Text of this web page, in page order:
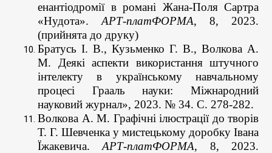
енантіодромії в романі Жана-Поля Сартра
«Нудота». АРТ-платФОРМА, 8, 2023.
(прийнята до друку)
Братусь І. В., Кузьменко Г. В., Волкова А.
М. Деякі аспекти використання штучного
інтелекту в українському навчальному
процесі Грааль науки: Міжнародний
науковий журнал», 2023. № 34. С. 278-282.
Волкова А. М. Графічні ілюстрації до творів
Т. Г. Шевченка у мистецькому доробку Івана
Їжакевича.АРТ-платФОРМА, 8, 2023.